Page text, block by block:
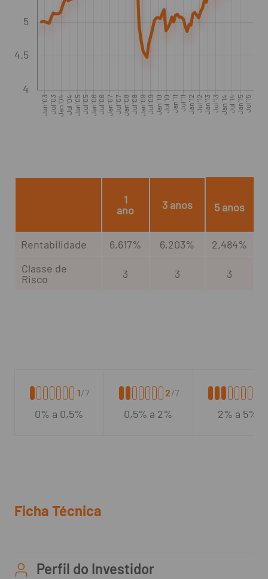
4
4.5
5
Jan '03Jul '03Jan '04Jul '04Jan '05Jul '05Jan '06Jul '06Jan '07Jul '07Jan '08Jul '08Jan '09Jul '09Jan '10Jul '10Jan '11Jul '11 Jan '12 Jul '12Jan '13 Jul '13 Jan '14Jul '14Jan '15Jul '15
1
ano
3 anos 5 anos
Rentabilidade 6,617% 6,203%
2,484%
Classe de
Risco
3 3 3
1/7
0% a 0,5%
2/7
0,5% a 2% 2% a 5%
Ficha Técnica
Perfil do Investidor